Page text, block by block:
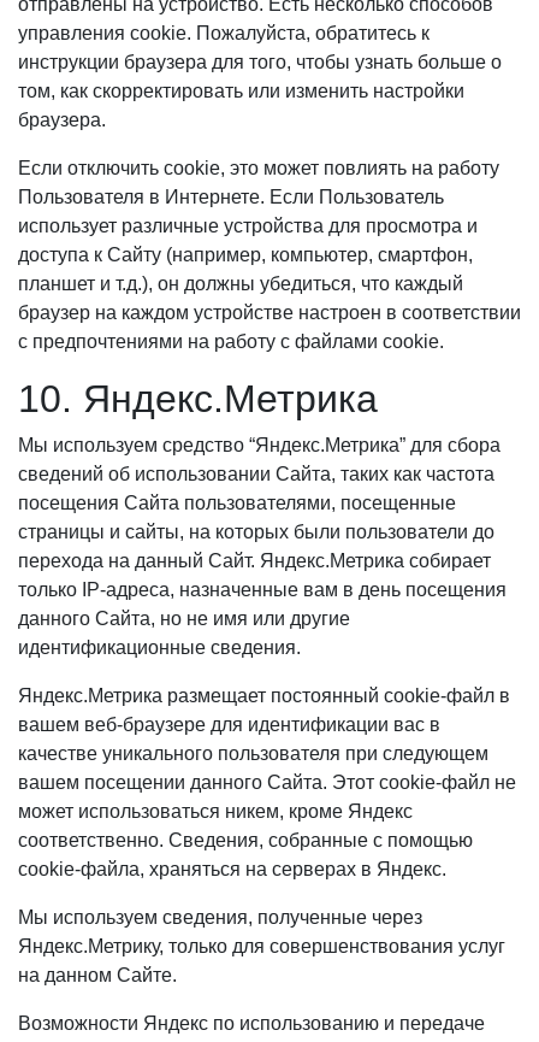
отправлены на устройство. Есть несколько способов
управления cookie. Пожалуйста, обратитесь к
инструкции браузера для того, чтобы узнать больше о
том, как скорректировать или изменить настройки
браузера.
Если отключить cookie, это может повлиять на работу
Пользователя в Интернете. Если Пользователь
использует различные устройства для просмотра и
доступа к Сайту (например, компьютер, смартфон,
планшет и т.д.), он должны убедиться, что каждый
браузер на каждом устройстве настроен в соответствии
с предпочтениями на работу с файлами cookie.
10. Яндекс.Метрика
Мы используем средство “Яндекс.Метрика” для сбора
сведений об использовании Сайта, таких как частота
посещения Сайта пользователями, посещенные
страницы и сайты, на которых были пользователи до
перехода на данный Сайт. Яндекс.Метрика собирает
только IP-адреса, назначенные вам в день посещения
данного Сайта, но не имя или другие
идентификационные сведения.
Яндекс.Метрика размещает постоянный cookie-файл в
вашем веб-браузере для идентификации вас в
качестве уникального пользователя при следующем
вашем посещении данного Сайта. Этот cookie-файл не
может использоваться никем, кроме Яндекс
соответственно. Сведения, собранные с помощью
cookie-файла, храняться на серверах в Яндекс.
Мы используем сведения, полученные через
Яндекс.Метрику, только для совершенствования услуг
на данном Сайте.
Возможности Яндекс по использованию и передаче